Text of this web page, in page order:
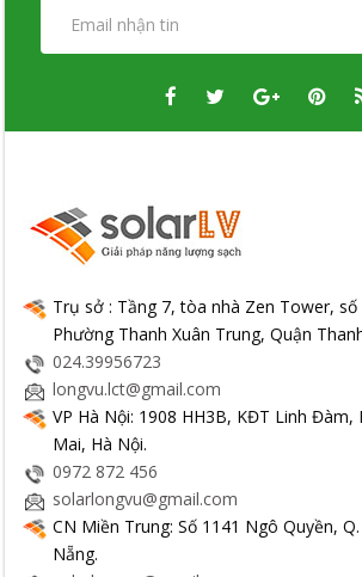
Trụ sở : Tầng 7, tòa nhà Zen Tower,
Phường Thanh Xuân Trung, Quận
024.39956723
longvu.lct@gmail.com
VP Hà Nội: 1908 HH3B, KĐT Linh
Mai, Hà Nội.
0972 872 456
solarlongvu@gmail.com
CN Miền Trung: Số 1141 Ngô Quyền,
Nẵng.